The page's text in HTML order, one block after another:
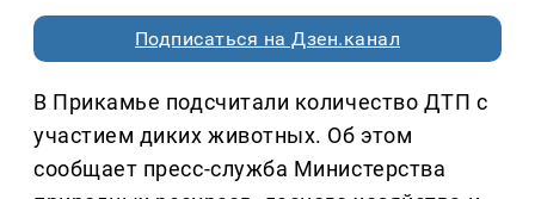
Подписаться на Дзен.канал
В Прикамье подсчитали количество ДТП с
участием диких животных. Об этом
сообщает пресс-служба Министерства